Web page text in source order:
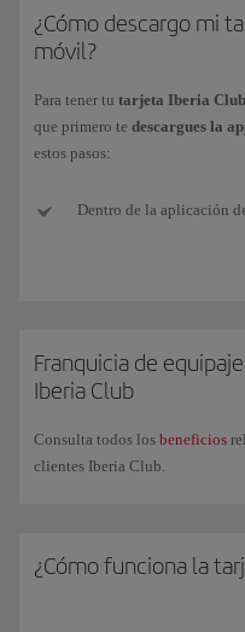
¿Cómo descargo mi
móvil?
Para tener tu tarjeta Iberia Club
que primero te descargues la
estos pasos:
Dentro de la aplicación
Accedea
quedará añadida a tu
Androides necesario
Wallet (o app instalada),
Franquicia de
Iberia Club
Consulta todos los beneficios
clientes Iberia Club.
¿Cómo funciona la